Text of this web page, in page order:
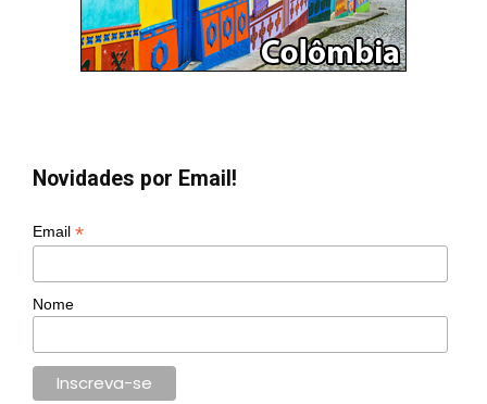
Novidades por Email!
Email *
Nome